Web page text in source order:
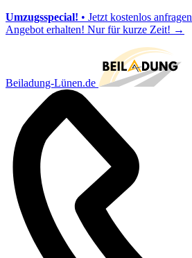
Umzugsspecial! • Jetzt kostenlos
Angebot erhalten! Nur für kurze Zeit! →
Beiladung-Lünen.de